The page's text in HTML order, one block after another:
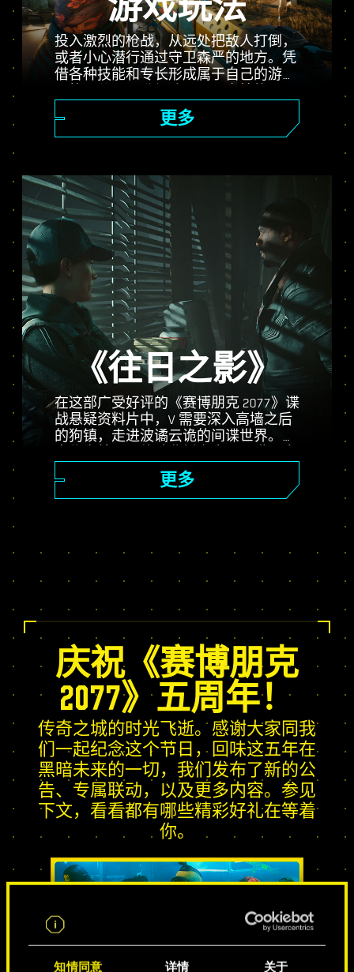
知情同意 详情 关于
游戏玩法
投入激烈的枪战，从远处把敌人打倒，
或者小心潜行通过守卫森严的地方。凭
借各种技能和专长形成属于自己的游戏
能够强化肉身的植入体，成为城里最厉
害的雇佣兵。
更多
《往日之影》
在这部广受好评的《赛博朋克 2077》谍
战悬疑资料片中，V 需要深入高墙之后
的狗镇，走进波谲云诡的间谍世界。化
运抉择的精彩故事；使用自身独有的
Relic 技能树增强自身；体验随机变化的
开放世界任务、令人激动的全新委托和
更多
庆祝《赛博朋克
2077》五周年！
传奇之城的时光飞逝。感谢大家同我
们一起纪念这个节日，回味这五年在
黑暗未来的一切，我们发布了新的公
告、专属联动，以及更多内容。参见
下文，看看都有哪些精彩好礼在等着
你。